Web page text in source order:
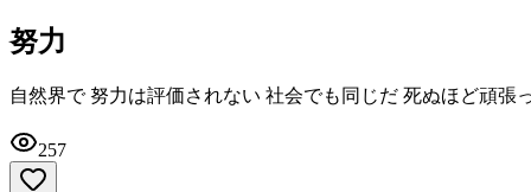
努力
自然界で 努力は評価されない 社会でも同じだ 死ぬほど頑
257